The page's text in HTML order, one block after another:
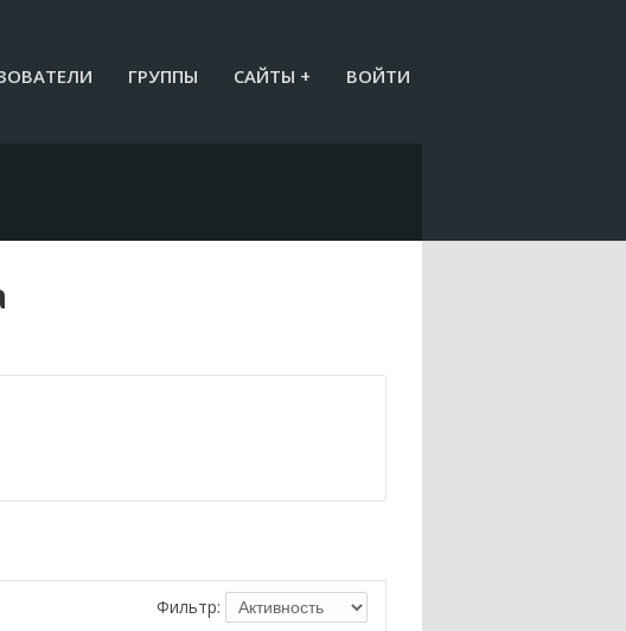
ГРУППЫ САЙТЫ + ВОЙТИ
Фильтр: